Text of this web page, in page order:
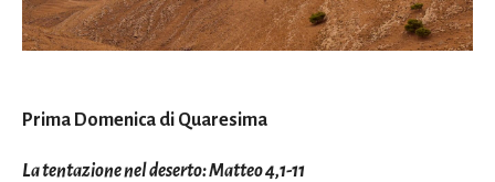
Prima Domenica di Quaresima
La tentazione nel deserto: Matteo 4,1-11